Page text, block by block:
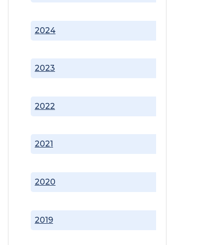
2019
2020
2021
2022
2023
2024